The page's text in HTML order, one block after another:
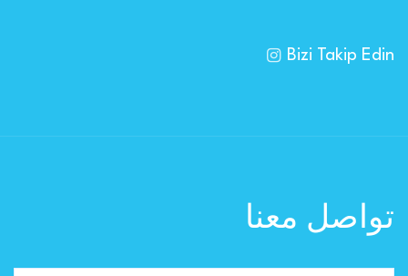
Bizi Takip Edin
تواصل معنا